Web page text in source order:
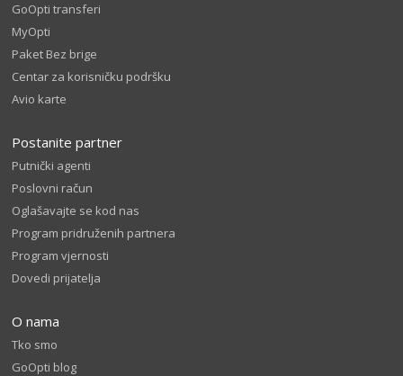
GoOpti transferi
MyOpti
Paket Bez brige
Centar za korisničku podršku
Avio karte
Postanite partner
Putnički agenti
Poslovni račun
Oglašavajte se kod nas
Program pridruženih partnera
Program vjernosti
Dovedi prijatelja
O nama
Tko smo
GoOpti blog